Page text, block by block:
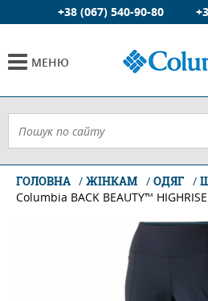
+38 (067) 540-90-80
МЕНЮ
ГОЛОВНА ЖІНКАМ ОДЯГ
Columbia BACK BEAUTY™